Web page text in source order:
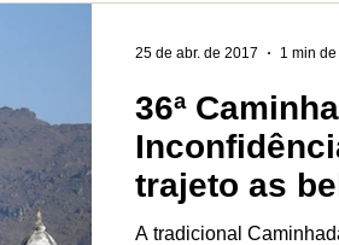
36ª
trajeto as
Parque do
A tradicional
25 de abr. de 2017 1 min